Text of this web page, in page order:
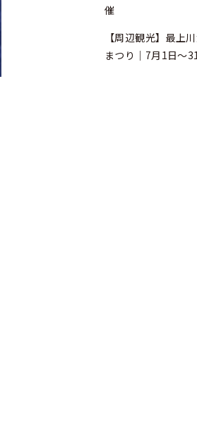
催
【周辺観光】最上
まつり｜7月1日～